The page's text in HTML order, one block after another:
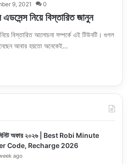
9, 2021 0
নিয়ে বিস্তারিত জানুন
বিস্তারিত আলোচনা সম্পর্কে এই টিউনটি। গুগল
আবার হয়তো অনেকেই…
অফার ২০২৬ | Best Robi Minute
Code, Recharge 2026
ago